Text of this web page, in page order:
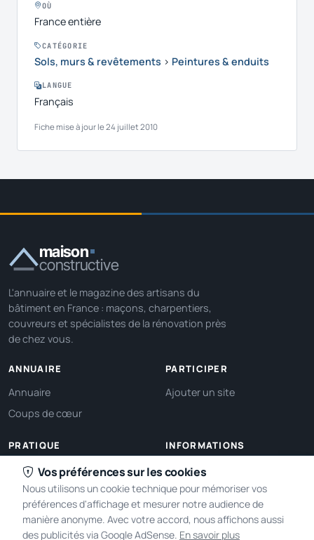
OÙ
France entière
CATÉGORIE
Sols, murs & revêtements › Peintures & enduits
LANGUE
Français
Fiche mise à jour le 24 juillet 2010
maison
constructive
L'annuaire et le magazine des artisans du
bâtiment en France : maçons, charpentiers,
couvreurs et spécialistes de la rénovation près
de chez vous.
ANNUAIRE
Annuaire
Coups de cœur
PARTICIPER
Ajouter un site
PRATIQUE
Ma localisation
Gérer mes cookies
INFORMATIONS
À propos
Contact
Vos préférences sur les cookies
Nous utilisons un cookie technique pour mémoriser vos
préférences d'affichage et mesurer notre audience de
manière anonyme. Avec votre accord, nous affichons aussi
des publicités via Google AdSense. En savoir plus